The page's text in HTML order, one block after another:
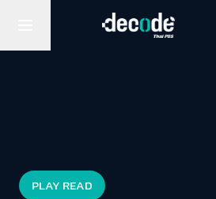
PLAY READ